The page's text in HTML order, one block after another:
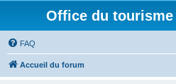
Office du tourisme
FAQ
Accueil du forum